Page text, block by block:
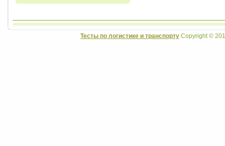
Тесты по логистике и транспорту Copyright ©